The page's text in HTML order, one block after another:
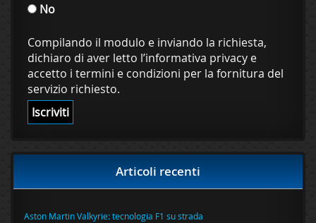
No
Compilando il modulo e inviando la richiesta,
dichiaro di aver letto l’informativa privacy e
accetto i termini e condizioni per la fornitura del
servizio richiesto.
Articoli recenti
Aston Martin Valkyrie: tecnologia F1 su strada